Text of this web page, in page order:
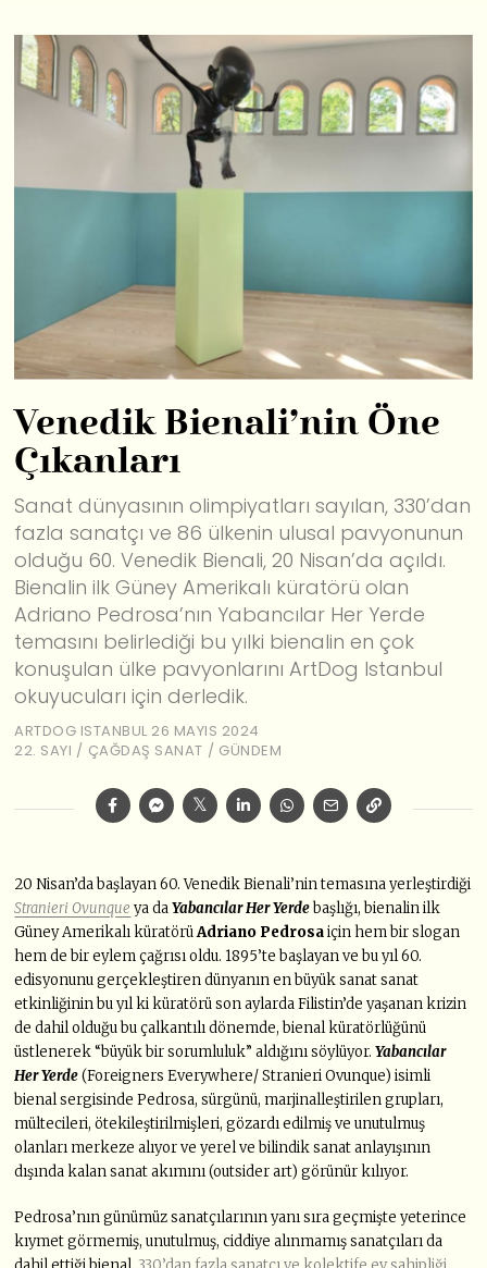
Venedik Bienali’nin Öne
Çıkanları
Sanat dünyasının olimpiyatları sayılan, 330’dan
fazla sanatçı ve 86 ülkenin ulusal pavyonunun
olduğu 60. Venedik Bienali, 20 Nisan’da açıldı.
Bienalin ilk Güney Amerikalı küratörü olan
Adriano Pedrosa’nın Yabancılar Her Yerde
temasını belirlediği bu yılki bienalin en çok
konuşulan ülke pavyonlarını ArtDog Istanbul
okuyucuları için derledik.
ARTDOG ISTANBUL 26 MAYIS 2024
22. SAYI / ÇAĞDAŞ SANAT / GÜNDEM
20 Nisan’da başlayan 60. Venedik Bienali’nin temasına yerleştirdiği
Stranieri Ovunque ya daYabancılar Her Yerdebaşlığı, bienalin ilk
Güney Amerikalı küratörüAdriano Pedrosaiçin hem bir slogan
hem de bir eylem çağrısı oldu. 1895’te başlayan ve bu yıl 60.
edisyonunu gerçekleştiren dünyanın en büyük sanat sanat
etkinliğinin bu yıl ki küratörü son aylarda Filistin’de yaşanan krizin
de dahil olduğu bu çalkantılı dönemde, bienal küratörlüğünü
üstlenerek “büyük bir sorumluluk” aldığını söylüyor.Yabancılar
Her Yerde(Foreigners Everywhere/ Stranieri Ovunque) isimli
bienal sergisinde Pedrosa, sürgünü, marjinalleştirilen grupları,
mültecileri, ötekileştirilmişleri, gözardı edilmiş ve unutulmuş
olanları merkeze alıyor ve yerel ve bilindik sanat anlayışının
dışında kalan sanat akımını (outsider art) görünür kılıyor.
Pedrosa’nın günümüz sanatçılarının yanı sıra geçmişte yeterince
kıymet görmemiş, unutulmuş, ciddiye alınmamış sanatçıları da